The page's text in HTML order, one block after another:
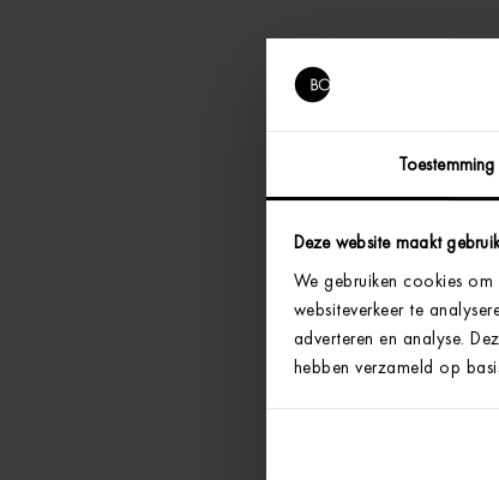
Toestemming
Deze website maakt
We gebruiken cookies
websiteverkeer te
adverteren en analyse.
hebben verzameld op